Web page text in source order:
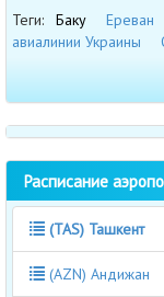
Теги: Баку Ереван
авиалинии Украины
Расписание
(TAS) Ташкент
(AZN) Андижан